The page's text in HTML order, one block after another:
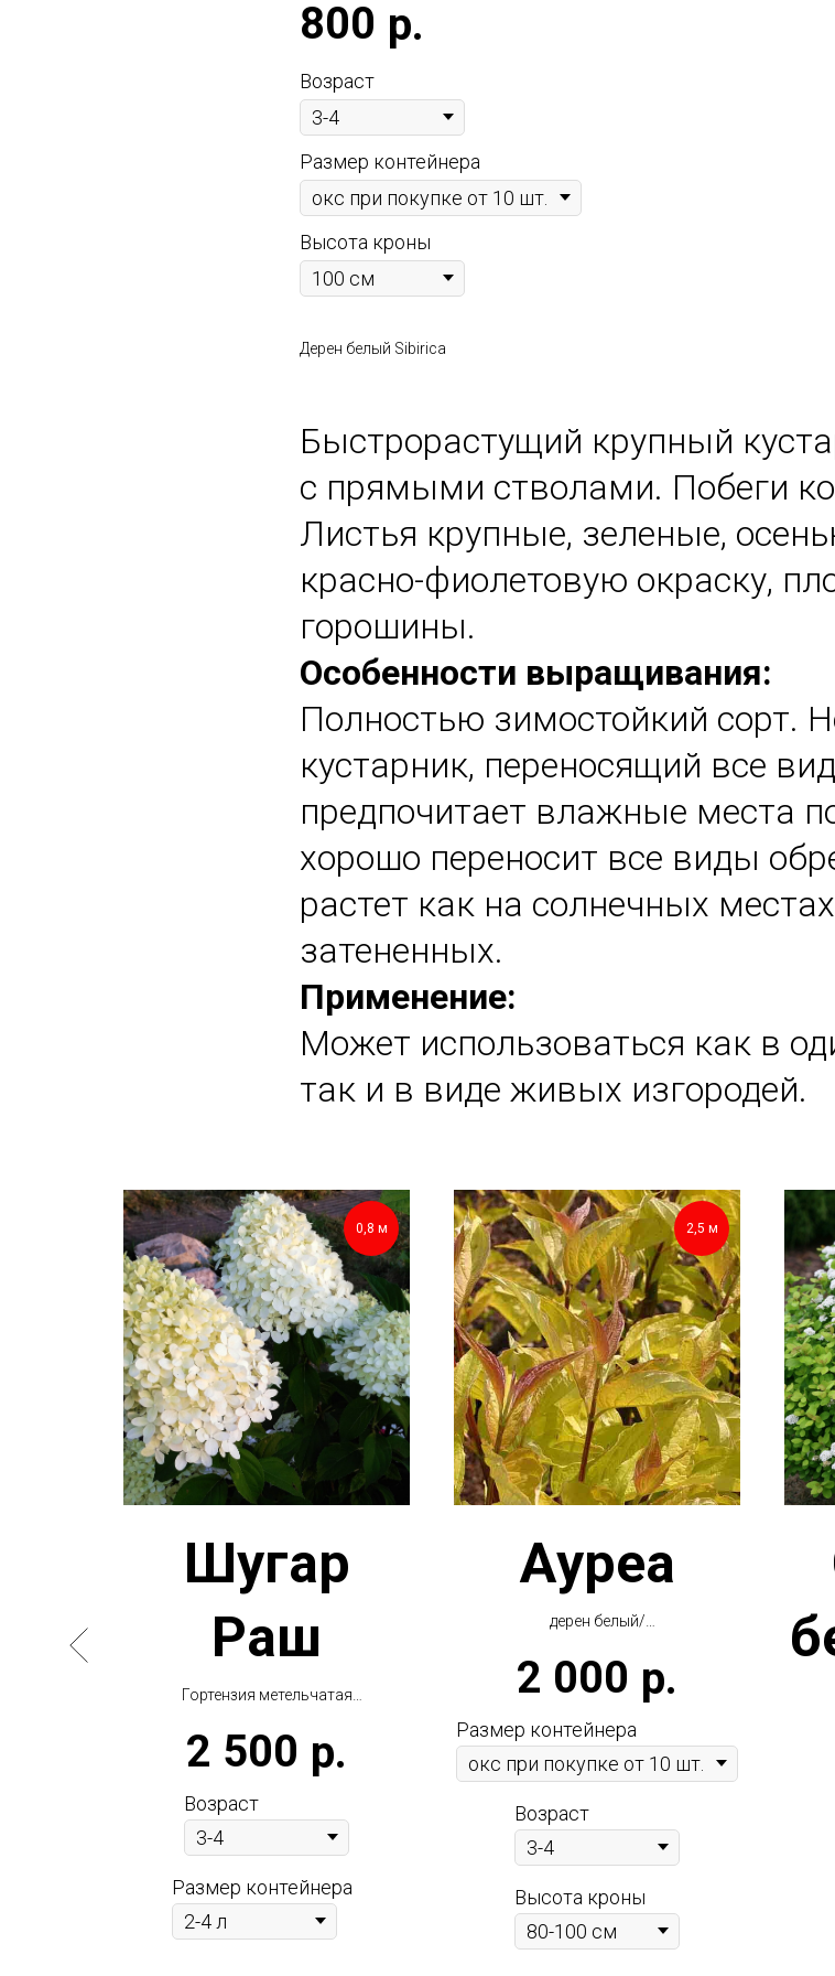
800 р.
Возраст
Размер контейнера
Высота кроны
Дерен белый Sibirica
Быстрорастущий крупный
с прямыми стволами. Побеги
Листья крупные, зеленые,
красно-фиолетовую окраску,
горошины.
Особенности выращивания:
Полностью зимостойкий сорт.
кустарник, переносящий все
предпочитает влажные места
хорошо переносит все виды
растет как на солнечных
затененных.
Применение:
Может использоваться как в
так и в виде живых изгородей.
0,8 м
Шугар
Раш
Гортензия метельчатая
2 500 р.
Возраст
Размер контейнера
2,5 м
Aуреа
дерен белый/
Aurea
2 000 р.
Размер контейнера
Возраст
Высота кроны